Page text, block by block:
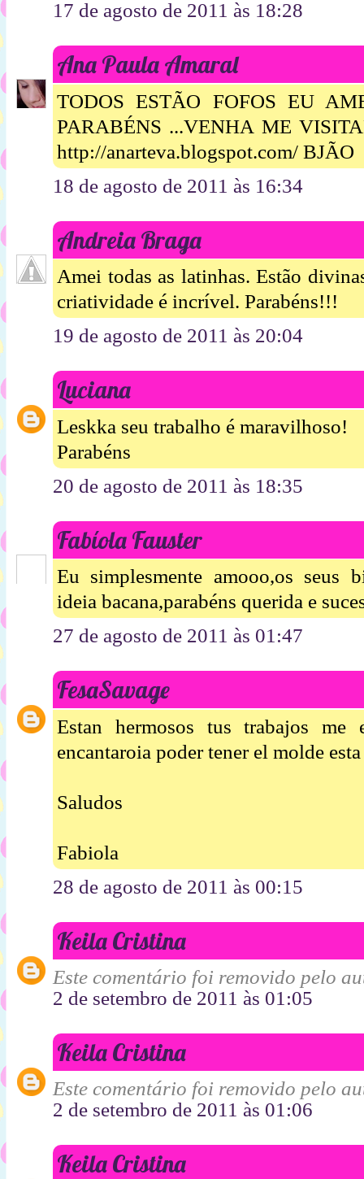
17 de agosto de 2011 às 18:28
Ana Paula Amaral
TODOS ESTÃO FOFOS EU
PARABÉNS ...VENHA ME
http://anarteva.blogspot.com/ BJÃO
18 de agosto de 2011 às 16:34
Andreia Braga
Amei todas as latinhas. Estão
criatividade é incrível. Parabéns!!!
19 de agosto de 2011 às 20:04
Luciana
Leskka seu trabalho é maravilhoso!
Parabéns
20 de agosto de 2011 às 18:35
Fabíola Fauster
Eu simplesmente amooo,os seus
ideia bacana,parabéns querida e
27 de agosto de 2011 às 01:47
FesaSavage
Estan hermosos tus trabajos
encantaroia poder tener el molde
Saludos
Fabiola
28 de agosto de 2011 às 00:15
Keila Cristina
Este comentário foi removido pelo
2 de setembro de 2011 às 01:05
Keila Cristina
Este comentário foi removido pelo
2 de setembro de 2011 às 01:06
Keila Cristina